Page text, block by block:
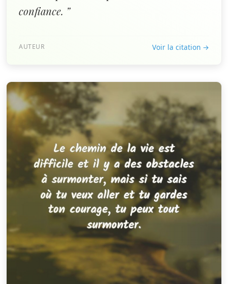
confiance. ”
AUTEUR Voir la citation →